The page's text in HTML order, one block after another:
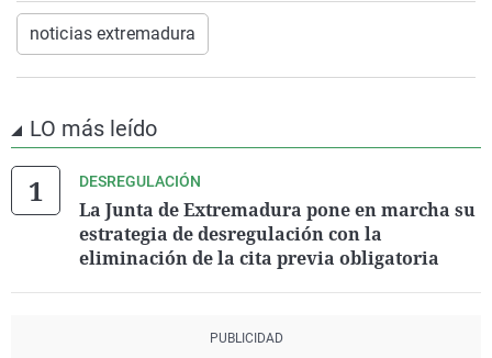
noticias extremadura
LO más leído
DESREGULACIÓN
La Junta de Extremadura pone en marcha su
estrategia de desregulación con la
eliminación de la cita previa obligatoria